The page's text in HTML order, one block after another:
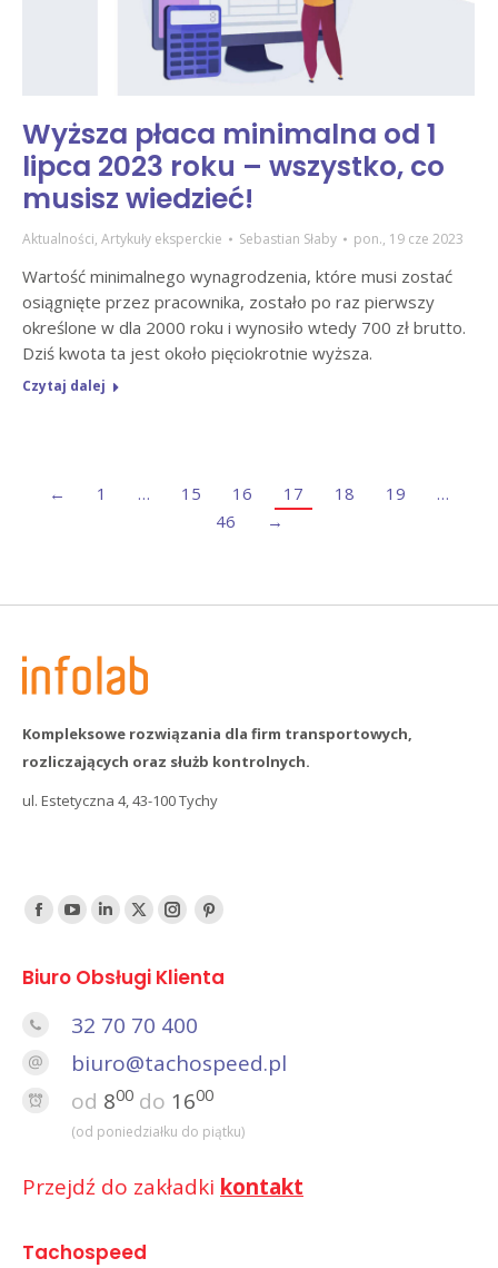
Wyższa płaca minimalna od 1
lipca 2023 roku – wszystko, co
musisz wiedzieć!
Aktualności, Artykuły eksperckie Sebastian Słaby pon., 19 cze 2023
Wartość minimalnego wynagrodzenia, które musi zostać
osiągnięte przez pracownika, zostało po raz pierwszy
określone w dla 2000 roku i wynosiło wtedy 700 zł brutto.
Dziś kwota ta jest około pięciokrotnie wyższa.
Czytaj dalej
← 1 … 15 16 17 18 19
…
46
→
Kompleksowe rozwiązania dla firm transportowych,
rozliczających oraz służb kontrolnych.
ul. Estetyczna 4, 43-100 Tychy
Find us on:
FacebookYouTube
LinkedTwitterInstagramPinterest
Biuro Obsługi Klienta
32 70 70 400
biuro@tachospeed.pl
od 800 do 1600
(od poniedziałku do piątku)
Przejdź do zakładki kontakt
Tachospeed